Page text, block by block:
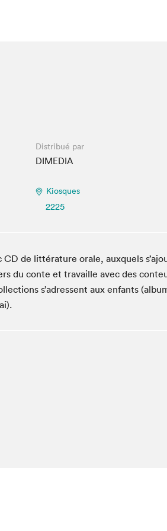
Espace ado | Lis-moi MTL
Espace des tout-petits
Distribué par
DIMEDIA
Kiosques
2225
CD de littérature orale, auxquels
du conte et travaille avec des
s’adressent aux enfants